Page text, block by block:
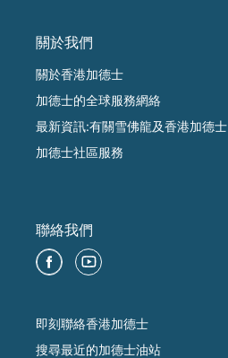
關於我們
關於香港加德士
加德士的全球服務網絡
最新資訊:有關雪佛龍及香港加德士
加德士社區服務
聯絡我們
即刻聯絡香港加德士
搜尋最近的加德士油站